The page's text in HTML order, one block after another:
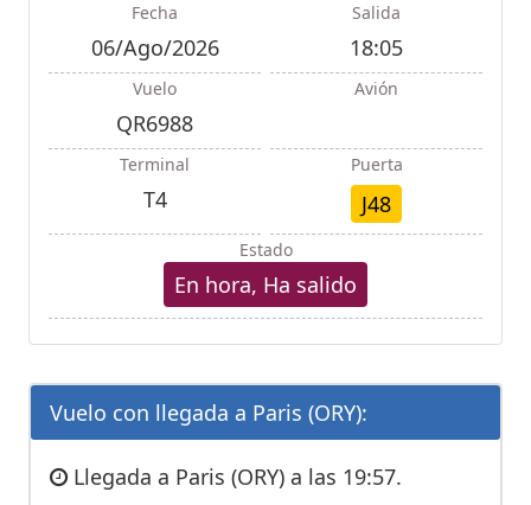
Fecha
06/Ago/2026
Salida
18:05
Vuelo
QR6988
Avión
Terminal
T4
Puerta
J48
Estado
En hora, Ha salido
Vuelo con llegada a Paris (ORY):
Llegada a Paris (ORY) a las 19:57.